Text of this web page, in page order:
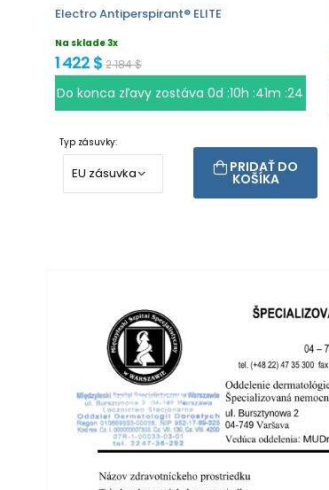
Electro Antiperspirant® ELITE
Na sklade 3x
1 422 $ 2 184 $
Do konca zľavy zostáva0d :10h :41m :23
Typ zásuvky:
PRIDAŤ DO
KOŠÍKA